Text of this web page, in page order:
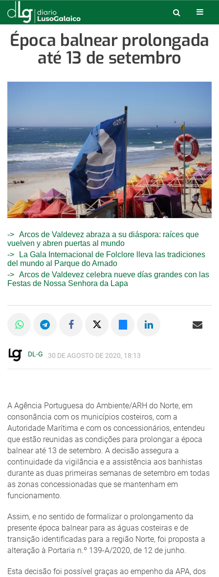
Época balnear prolongada
até 13 de setembro
Arcos de Valdevez abraza a su diáspora: raíces que
vuelven y abren puertas al mundo
La Gala Internacional de Folclore lleva las tradiciones
del mundo al Parque do Arnado
Arcos de Valdevez celebra nueve días grandes con las
Festas de Nossa Senhora da Lapa
DL-G 30 DE AGOSTO DE 2020, 18:13
A Agência Portuguesa do Ambiente/ARH do Norte, em
consonância com os municípios costeiros, com a
Autoridade Marítima e com os concessionários, entendeu
que estão reunidas as condições para prolongar a época
balnear até 13 de setembro. A decisão assegura a
continuidade da vigilância e a assistência aos banhistas
durante as duas primeiras semanas de setembro em todas
as zonas concessionadas que se mantenham em
funcionamento.
Assim, e no sentido de formalizar o prolongamento da
presente época balnear para as águas costeiras e de
transição identificadas para a região Norte, foi proposta a
alteração à Portaria n.º 139-A/2020, de 12 de junho.
Esta decisão foi possível graças ao empenho da APA, dos